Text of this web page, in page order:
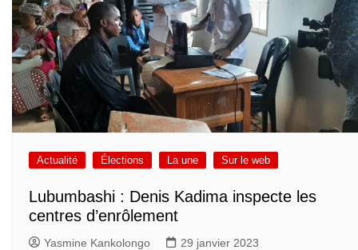
Actualité Élections La une Sur le web
Lubumbashi : Denis Kadima inspecte les
centres d’enrôlement
Yasmine Kankolongo 29 janvier 2023